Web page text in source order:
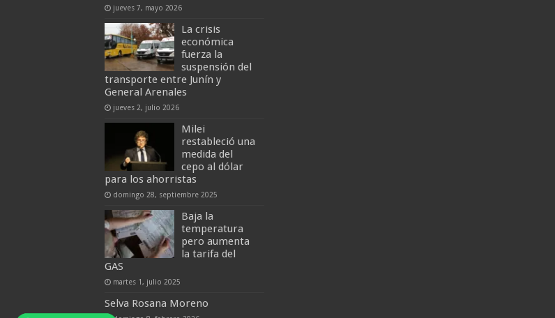
jueves 7, mayo 2026
La crisis
económica
fuerza la
suspensión del
transporte entre Junín y
General Arenales
jueves 2, julio 2026
Milei
restableció una
medida del
cepo al dólar
para los ahorristas
domingo 28, septiembre 2025
Baja la
temperatura
pero aumenta
la tarifa del
GAS
martes 1, julio 2025
Selva Rosana Moreno